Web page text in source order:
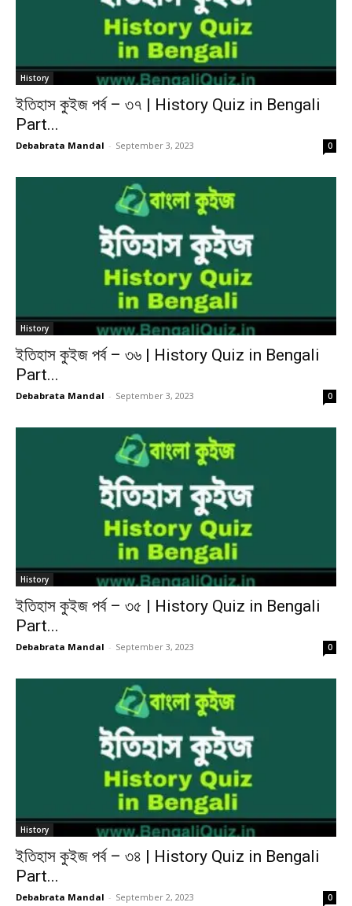
History
ইতিহাস কুইজ পর্ব – ৩৭ | History Quiz in Bengali
Part...
Debabrata Mandal - September 3, 2023 0
History
ইতিহাস কুইজ পর্ব – ৩৬ | History Quiz in Bengali
Part...
Debabrata Mandal - September 3, 2023 0
History
ইতিহাস কুইজ পর্ব – ৩৫ | History Quiz in Bengali
Part...
Debabrata Mandal - September 3, 2023 0
History
ইতিহাস কুইজ পর্ব – ৩৪ | History Quiz in Bengali
Part...
Debabrata Mandal - September 2, 2023 0